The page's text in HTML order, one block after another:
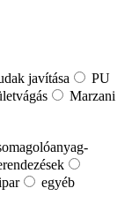
javítása
PU
Marzani
egyéb